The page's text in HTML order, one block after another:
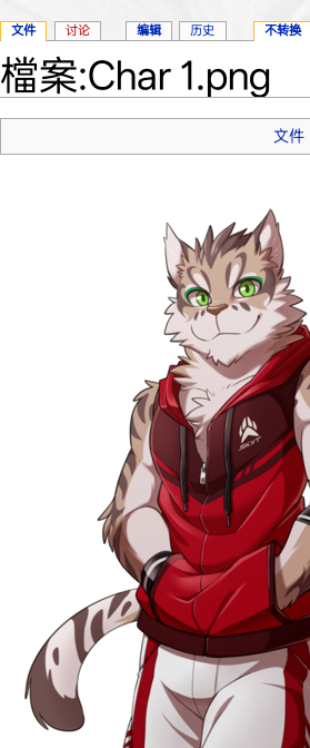
檔案:Char 1.png
文件
文件 讨论 编辑 历史 不转换